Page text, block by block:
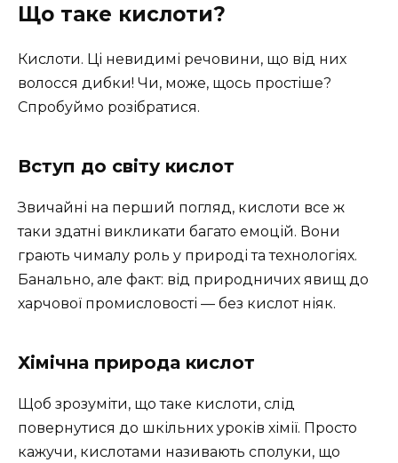
Що таке кислоти?
Кислоти. Ці невидимі речовини, що від них
волосся дибки! Чи, може, щось простіше?
Спробуймо розібратися.
Вступ до світу кислот
Звичайні на перший погляд, кислоти все ж
таки здатні викликати багато емоцій. Вони
грають чималу роль у природі та технологіях.
Банально, але факт: від природничих явищ до
харчової промисловості — без кислот ніяк.
Хімічна природа кислот
Щоб зрозуміти, що таке кислоти, слід
повернутися до шкільних уроків хімії. Просто
кажучи, кислотами називають сполуки, що